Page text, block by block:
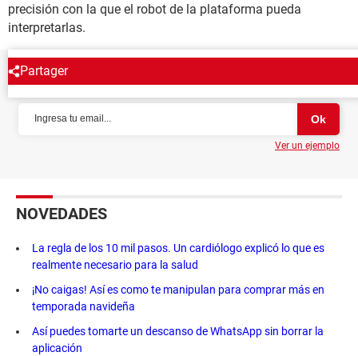
precisión con la que el robot de la plataforma pueda
interpretarlas.
Partager
NEWSLETTER
Ver un ejemplo
NOVEDADES
La regla de los 10 mil pasos. Un cardiólogo explicó lo que es
realmente necesario para la salud
¡No caigas! Así es como te manipulan para comprar más en
temporada navideña
Así puedes tomarte un descanso de WhatsApp sin borrar la
aplicación